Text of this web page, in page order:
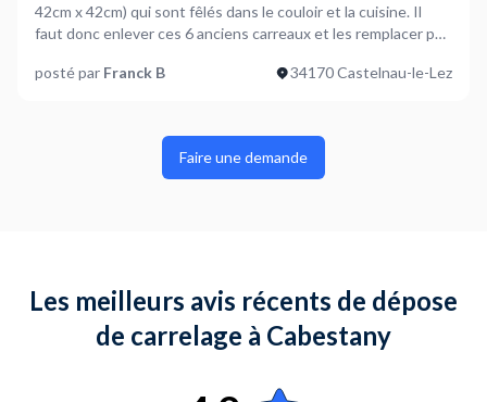
42cm x 42cm) qui sont fêlés dans le couloir et la cuisine. Il
faut donc enlever ces 6 anciens carreaux et les remplacer par
posté par Franck B 34170 Castelnau-le-Lez
Faire une demande
Les meilleurs avis récents de dépose
de carrelage à Cabestany